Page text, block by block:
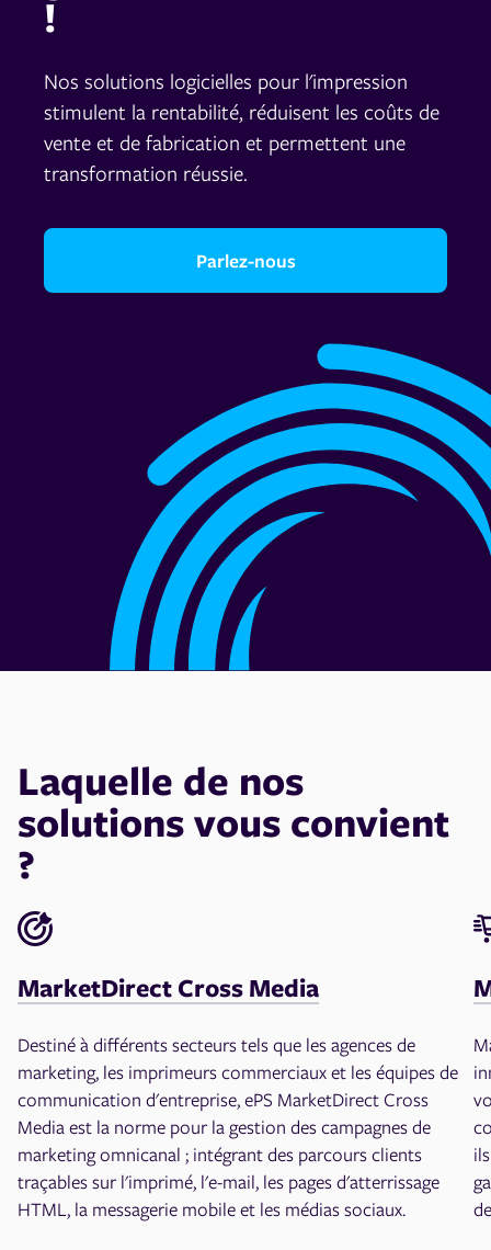
!
Nos solutions logicielles pour l'impression
stimulent la rentabilité, réduisent les coûts de
vente et de fabrication et permettent une
transformation réussie.
Parlez-nous
Laquelle de nos
solutions vous convient
?
MarketDirect Cross Media
Destiné à différents secteurs tels que les agences de
marketing, les imprimeurs commerciaux et les équipes de
communication d'entreprise, ePS MarketDirect Cross
Media est la norme pour la gestion des campagnes de
marketing omnicanal ; intégrant des parcours clients
traçables sur l'imprimé, l'e-mail, les pages d'atterrissage
HTML, la messagerie mobile et les médias sociaux.